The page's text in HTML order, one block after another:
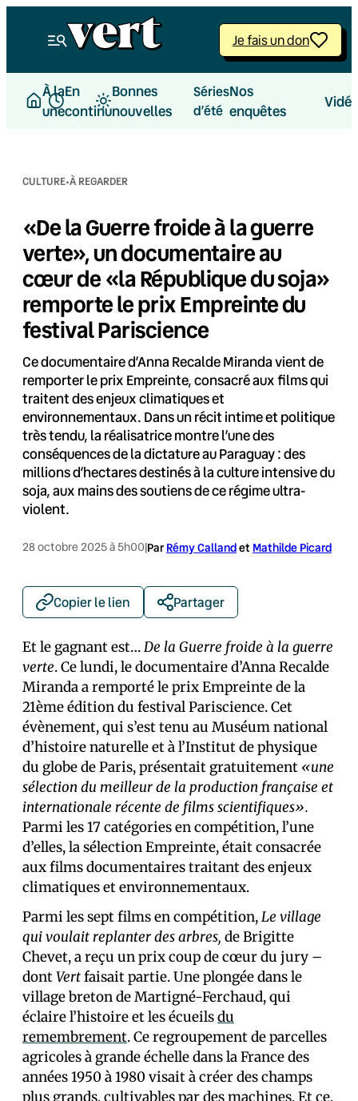
Je fais un don
À la
une
En
continu
Bonnes
nouvelles
Séries
d’été
Nos
enquêtes
CULTURE·À REGARDER
«De la Guerre froide à la guerre
verte», un documentaire au
cœur de «la République du soja»
remporte le prix Empreinte du
festival Pariscience
Ce documentaire d’Anna Recalde Miranda vient de
remporter le prix Empreinte, consacré aux films qui
traitent des enjeux climatiques et
environnementaux. Dans un récit intime et politique
très tendu, la réalisatrice montre l’une des
conséquences de la dictature au Paraguay : des
millions d’hectares destinés à la culture intensive du
soja, aux mains des soutiens de ce régime ultra-
violent.
28 octobre 2025 à 5h00|Par Rémy Callandet Mathilde Picard
Copier le lien Partager
Et le gagnant est…De la Guerre froide à la guerre
verte. Ce lundi, le documentaire d’Anna Recalde
Miranda a remporté le prix Empreinte de la
21ème édition du festival Pariscience. Cet
évènement, qui s’est tenu au Muséum national
d’histoire naturelle et à l’Institut de physique
du globe de Paris, présentait gratuitement «une
sélection du meilleur de la production française et
internationale récente de films scientifiques».
Parmi les 17 catégories en compétition, l’une
d’elles, la sélection Empreinte, était consacrée
aux films documentaires traitant des enjeux
climatiques et environnementaux.
Parmi les sept films en compétition,Le village
qui voulait replanter des arbres, de Brigitte
Chevet, a reçu un prix coup de cœur du jury –
dontVertfaisait partie. Une plongée dans le
village breton de Martigné-Ferchaud, qui
éclaire l’histoire et les écueilsdu
remembrement. Ce regroupement de parcelles
agricoles à grande échelle dans la France des
années 1950 à 1980 visait à créer des champs
plus grands, cultivables par des machines. Et ce,